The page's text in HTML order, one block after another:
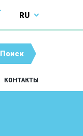
RU
Поиск
КОНТАКТЫ